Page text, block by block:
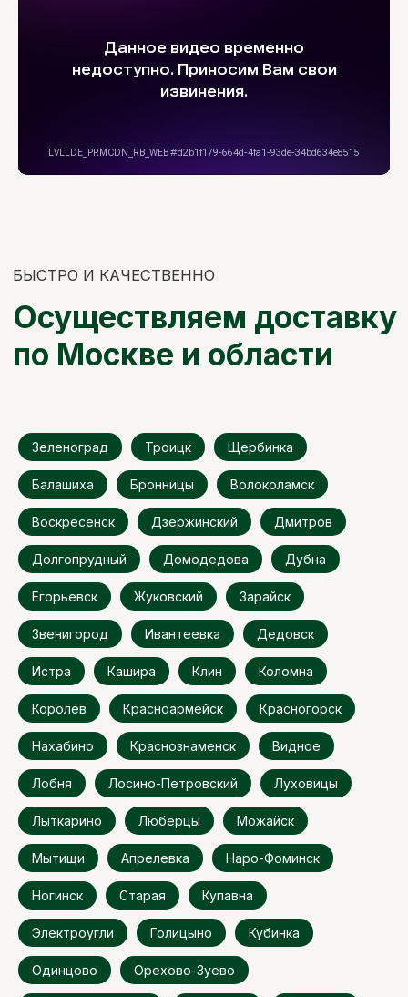
Зеленоград Троицк Щербинка
Балашиха Бронницы Волоколамск
Воскресенск Дзержинский Дмитров
Долгопрудный Домодедова Дубна
Егорьевск Жуковский Зарайск
Звенигород Ивантеевка Дедовск
Истра Кашира Клин Коломна
Королёв Красноармейск Красногорск
Нахабино Краснознаменск Видное
Лобня Лосино-Петровский Луховицы
Лыткарино Люберцы Можайск
Мытищи Апрелевка Наро-Фоминск
Ногинск Старая Купавна
Электроугли Голицыно Кубинка
Одинцово Орехово-Зуево